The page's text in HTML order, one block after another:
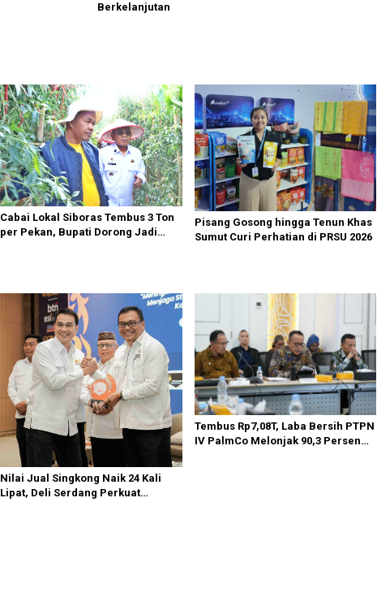
Berkelanjutan
Cabai Lokal Siboras Tembus 3 Ton
per Pekan, Bupati Dorong Jadi
Pisang Gosong hingga Tenun Khas
Sumut Curi Perhatian di PRSU 2026
Nilai Jual Singkong Naik 24 Kali
Lipat, Deli Serdang Perkuat
Tembus Rp7,08T, Laba Bersih PTPN
IV PalmCo Melonjak 90,3 Persen